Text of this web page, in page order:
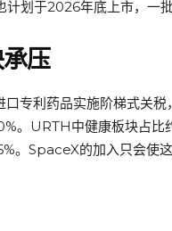
于2026年底上市，一批
压
专利药品实施阶梯式关
。URTH中健康板块占
。SpaceX的加入只会使这